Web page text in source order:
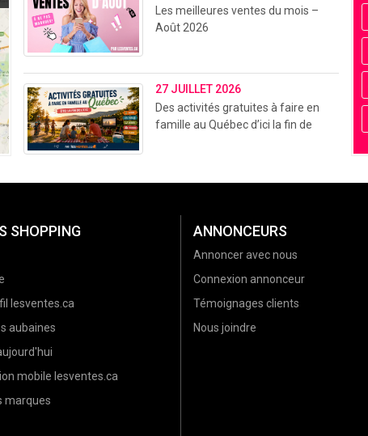
Les meilleures ventes du mois –
Août 2026
27 JUILLET 2026
Des activités gratuites à faire en
famille au Québec d’ici la fin de
SHOPPING
lesventes.ca
aubaines
mobile lesventes.ca
marques
ANNONCEURS
Annoncer avec nous
Connexion annonceur
Témoignages clients
Nous joindre